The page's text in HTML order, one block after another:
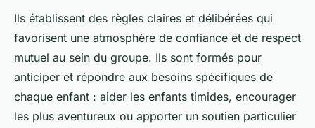
Ils établissent des règles claires et délibérées qui
favorisent une atmosphère de confiance et de respect
mutuel au sein du groupe. Ils sont formés pour
anticiper et répondre aux besoins spécifiques de
chaque enfant : aider les enfants timides, encourager
les plus aventureux ou apporter un soutien particulier